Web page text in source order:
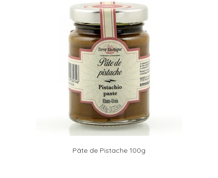
Pâte de Pistache 100g